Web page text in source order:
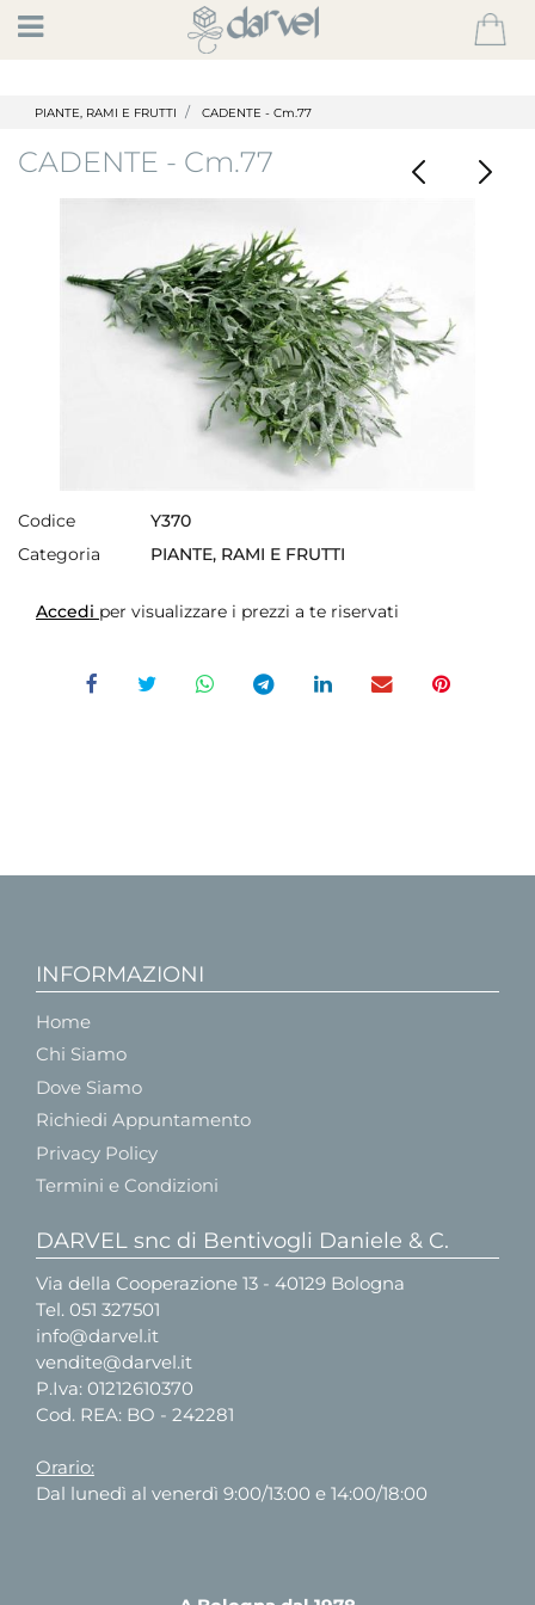
Open
PIANTE, RAMI E FRUTTI CADENTE - Cm.77
CADENTE - Cm.77
Codice
Y370
Categoria
PIANTE, RAMI E FRUTTI
Accedi per visualizzare i prezzi a te riservati
INFORMAZIONI
Home
Chi Siamo
Dove Siamo
Richiedi Appuntamento
Privacy Policy
Termini e Condizioni
DARVEL snc di Bentivogli Daniele & C.
Via della Cooperazione 13 - 40129 Bologna
Tel. 051 327501
info@darvel.it
vendite@darvel.it
P.Iva: 01212610370
Cod. REA: BO - 242281
Orario:
Dal lunedì al venerdì 9:00/13:00 e 14:00/18:00